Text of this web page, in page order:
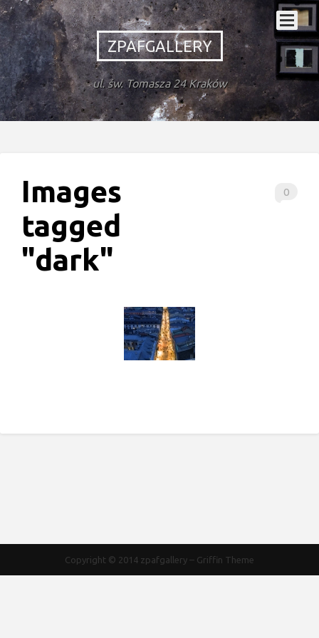
ZPAFGALLERY
ul. św. Tomasza 24 Kraków
0
Images
tagged
"dark"
Copyright © 2014 zpafgallery – Griffin Theme